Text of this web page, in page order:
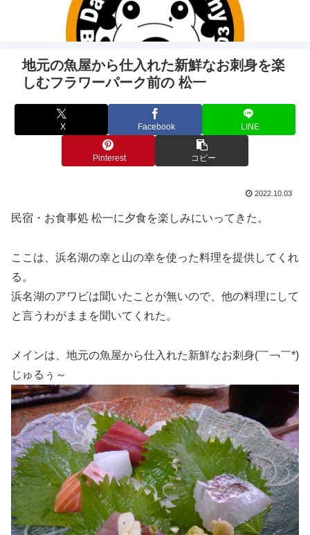
地元の魚屋から仕入れた新鮮なお刺身を楽
しむフラワーパーク前の 松一
X Facebook LINE
Pinterest コピー
2022.10.03
民宿・お食事処 松一に夕食を楽しみにいってきた。
ここは、浜名湖の幸と山の幸を使った料理を提供してくれ
る。
浜名湖のアワビは聞いたことが無いので、他の料理にして
と言うわがままを聞いてくれた。
メインは、地元の魚屋から仕入れた新鮮なお刺身(￣￢￣*)
じゅるぅ～